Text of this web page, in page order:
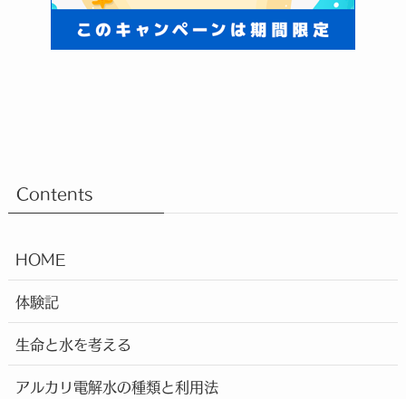
Contents
HOME
体験記
生命と水を考える
アルカリ電解水の種類と利用法